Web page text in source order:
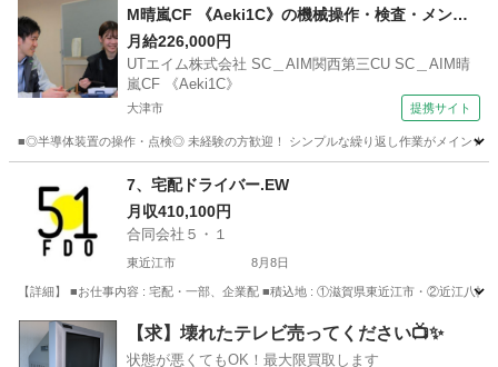
M晴嵐CF 《Aeki1C》の機械操作・検査・メンテ
ナンス・点検 【日払い】
月給226,000円
UTエイム株式会社 SC＿AIM関西第三CU SC＿AIM晴
嵐CF 《Aeki1C》
大津市 提携サイト
■◎半導体装置の操作・点検◎ 未経験の方歓迎！ シンプルな繰り返し作業がメイン★
工場
7、宅配ドライバー.EW
月収410,100円
合同会社５・１
東近江市 8月8日
【詳細】 ■お仕事内容 : 宅配・一部、企業配 ■積込地 : ①滋賀県東近江市・②近江
滋賀 東近江市 宅配 未経験
【求】壊れたテレビ売ってください📺✨
状態が悪くてもOK！最大限買取します